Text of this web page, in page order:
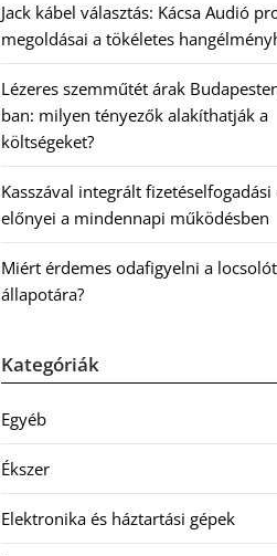
Jack kábel választás: Kácsa Audió
megoldásai a tökéletes
Lézeres szemműtét árak
ban: milyen tényezők alakíthatják a
költségeket?
Kasszával integrált fizetéselfogadási
előnyei a mindennapi működésben
Miért érdemes odafigyelni a
állapotára?
Kategóriák
Egyéb
Ékszer
Elektronika és háztartási gépek